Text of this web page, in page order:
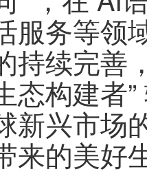
服务等领
持续完善
态构建者
新兴市场
来的美好